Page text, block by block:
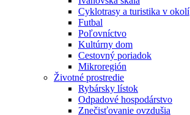
Cyklotrasy a turistika v okolí
Futbal
Poľovníctvo
Kultúrny dom
Cestovný poriadok
Mikroregión
Životné prostredie
Rybársky lístok
Odpadové hospodárstvo
Znečisťovanie ovzdušia